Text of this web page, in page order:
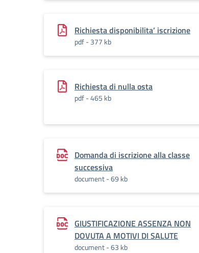
Richiesta disponibilita’ iscrizione
pdf - 377 kb
Richiesta di nulla osta
pdf - 465 kb
Domanda di iscrizione alla classe
successiva
document - 69 kb
GIUSTIFICAZIONE ASSENZA NON
DOVUTA A MOTIVI DI SALUTE
document - 63 kb